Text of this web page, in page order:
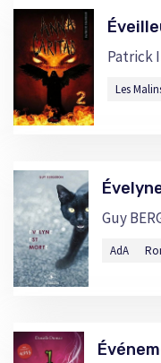
Patrick
Les
Guy
AdA